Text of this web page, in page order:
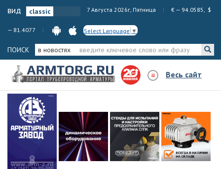
вид 7 Августа 2026г, Пятница € — 94.0585, $
— 81.4077 Select Language ▼
ПОИСК в новостях
Весь сайт